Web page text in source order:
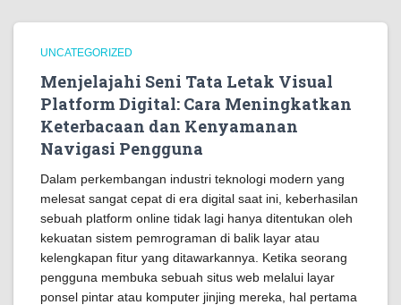
UNCATEGORIZED
Menjelajahi Seni Tata Letak Visual
Platform Digital: Cara Meningkatkan
Keterbacaan dan Kenyamanan
Navigasi Pengguna
Dalam perkembangan industri teknologi modern yang
melesat sangat cepat di era digital saat ini, keberhasilan
sebuah platform online tidak lagi hanya ditentukan oleh
kekuatan sistem pemrograman di balik layar atau
kelengkapan fitur yang ditawarkannya. Ketika seorang
pengguna membuka sebuah situs web melalui layar
ponsel pintar atau komputer jinjing mereka, hal pertama